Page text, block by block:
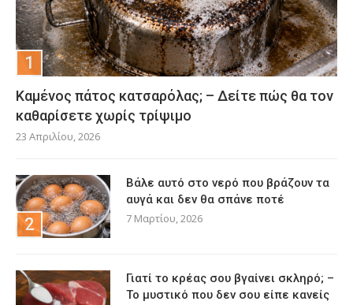
Καμένος πάτος κατσαρόλας; – Δείτε πώς θα τον
καθαρίσετε χωρίς τρίψιμο
23 Απριλίου, 2026
Βάλε αυτό στο νερό που βράζουν τα
αυγά και δεν θα σπάνε ποτέ
7 Μαρτίου, 2026
Γιατί το κρέας σου βγαίνει σκληρό; –
Το μυστικό που δεν σου είπε κανείς